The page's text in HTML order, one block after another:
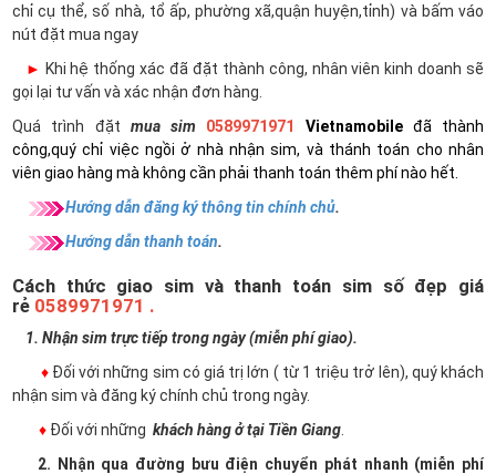
chỉ cụ thể, số nhà, tổ ấp, phường xã,quận huyện,tỉnh) và bấm váo
nút đặt mua ngay
► Khi hệ thống xác đã đặt thành công, nhân viên kinh doanh sẽ
gọi lại tư vấn và xác nhận đơn hàng.
Quá trình đặt mua sim 0589971971 Vietnamobile đã thành
công,quý chỉ việc ngồi ở nhà nhận sim, và thánh toán cho nhân
viên giao hàng mà không cần phải thanh toán thêm phí nào hết.
Hướng dẫn đăng ký thông tin chính chủ.
Hướng dẫn thanh toán.
Cách thức giao sim và thanh toán sim số đẹp giá
rẻ 0589971971 .
1. Nhận sim trực tiếp trong ngày (miễn phí giao).
♦ Đối với những sim có giá trị lớn ( từ 1 triệu trở lên), quý khách
nhận sim và đăng ký chính chủ trong ngày.
♦ Đối với những khách hàng ở tại Tiền Giang
2. Nhận qua đường bưu điện chuyển phát nhanh (miễn phí